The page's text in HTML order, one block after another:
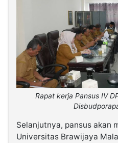
Rapat kerja Pansus IV
Selanjutnya, pansus akan
Universitas Brawijaya